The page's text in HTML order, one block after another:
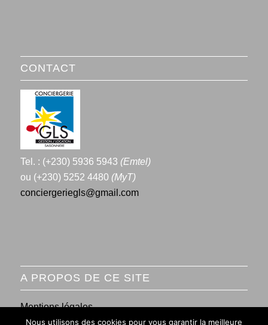
CONTACT
Tel. : (+230) 5936 5943 (Emtel)
ou (+230) 5252 4480 (MyT)
conciergeriegls@gmail.com
A PROPOS DE CE SITE
Mentions légales
Nous utilisons des cookies pour vous garantir la meilleure